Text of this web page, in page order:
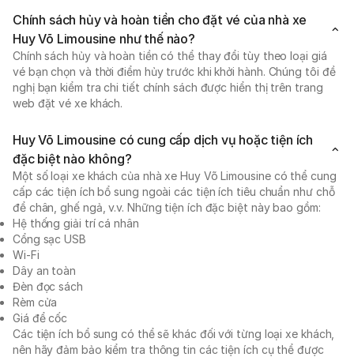
Chính sách hủy và hoàn tiền cho đặt vé của nhà xe
Huy Võ Limousine như thế nào?
Chính sách hủy và hoàn tiền có thể thay đổi tùy theo loại giá
vé bạn chọn và thời điểm hủy trước khi khởi hành. Chúng tôi đề
nghị bạn kiểm tra chi tiết chính sách được hiển thị trên trang
web đặt vé xe khách.
Huy Võ Limousine có cung cấp dịch vụ hoặc tiện ích
đặc biệt nào không?
Một số loại xe khách của nhà xe Huy Võ Limousine có thể cung
cấp các tiện ích bổ sung ngoài các tiện ích tiêu chuẩn như chỗ
để chân, ghế ngả, v.v. Những tiện ích đặc biệt này bao gồm:
Hệ thống giải trí cá nhân
Cổng sạc USB
Wi-Fi
Dây an toàn
Đèn đọc sách
Rèm cửa
Giá để cốc
Các tiện ích bổ sung có thể sẽ khác đối với từng loại xe khách,
nên hãy đảm bảo kiểm tra thông tin các tiện ích cụ thể được